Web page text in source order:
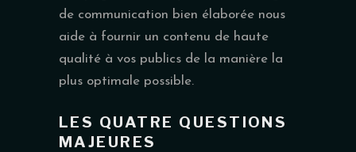
de communication bien élaborée nous
aide à fournir un contenu de haute
qualité à vos publics de la manière la
plus optimale possible.
LES QUATRE QUESTIONS
MAJEURES